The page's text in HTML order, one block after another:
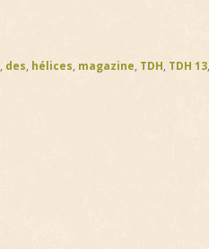
, des, hélices, magazine, TDH, TDH 13